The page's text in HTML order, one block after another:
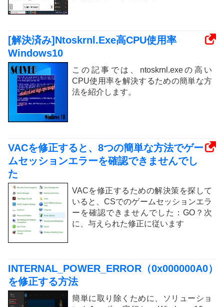
[解決済み]Ntoskrnl.Exe高CPU使用率
Windows10
この記事では、ntoskrnl.exeの高い
CPU使用率を解決するための簡単な方
法を紹介します。
VACを修正すると、8つの簡単な方法でゲー
ムセッションエラーを確認できませんでし
た
VACを修正するための解決策を探して
いると、CSでのゲームセッションエラ
ーを確認できませんでした：GO？次
に、与えられた修正に従います
INTERNAL_POWER_ERROR（0x000000A0）
を修正する方法
簡単に取り除くために、ソリューショ